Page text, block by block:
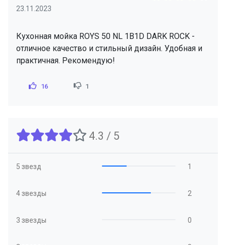
23.11.2023
Кухонная мойка ROYS 50 NL 1B1D DARK ROCK -
отличное качество и стильный дизайн. Удобная и
практичная. Рекомендую!
16 1
4.3 / 5
5 звезд 1
4 звезды 2
3 звезды 0